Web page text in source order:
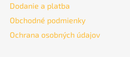
Dodanie a platba
Obchodné podmienky
Ochrana osobných údajov